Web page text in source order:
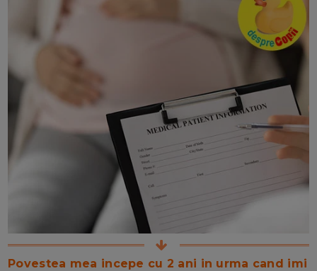
Povestea mea incepe cu 2 ani in urma cand imi